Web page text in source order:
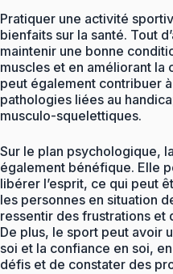
Pratiquer une activité
bienfaits sur la santé. Tout
maintenir une bonne
muscles et en améliorant la
peut également contribuer
pathologies liées au
musculo-squelettiques.
Sur le plan psychologique,
également bénéfique. Elle
libérer l’esprit, ce qui peut
les personnes en situation
ressentir des frustrations et
De plus, le sport peut avoir
soi et la confiance en soi,
défis et de constater des